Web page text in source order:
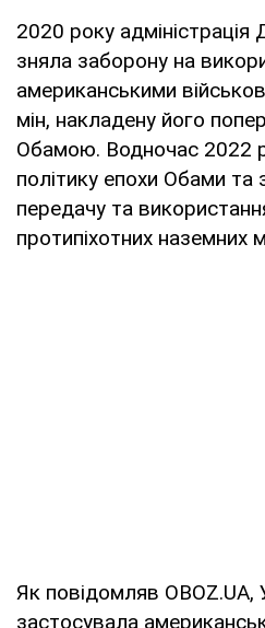
2020 року
зняла заборону на
американськими
мін, накладену його
Обамою. Водночас 2022
політику епохи Обами та
передачу та
протипіхотних наземних
Як повідомляв OBOZ.UA,
застосувала